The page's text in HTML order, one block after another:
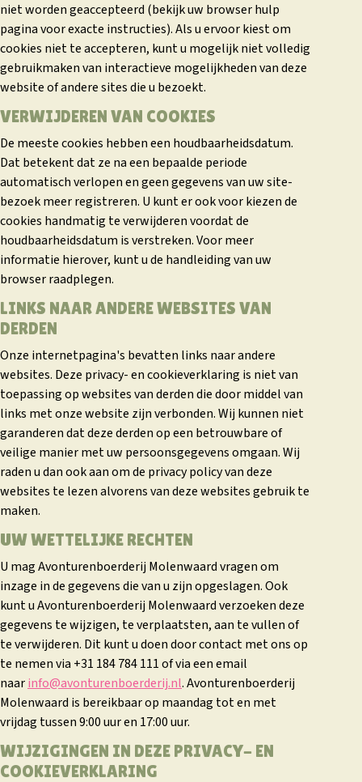
niet worden geaccepteerd (bekijk uw browser hulp
pagina voor exacte instructies). Als u ervoor kiest om
cookies niet te accepteren, kunt u mogelijk niet volledig
gebruikmaken van interactieve mogelijkheden van deze
website of andere sites die u bezoekt.
VERWIJDEREN VAN COOKIES
De meeste cookies hebben een houdbaarheidsdatum.
Dat betekent dat ze na een bepaalde periode
automatisch verlopen en geen gegevens van uw site-
bezoek meer registreren. U kunt er ook voor kiezen de
cookies handmatig te verwijderen voordat de
houdbaarheidsdatum is verstreken. Voor meer
informatie hierover, kunt u de handleiding van uw
browser raadplegen.
LINKS NAAR ANDERE WEBSITES VAN
DERDEN
Onze internetpagina's bevatten links naar andere
websites. Deze privacy- en cookieverklaring is niet van
toepassing op websites van derden die door middel van
links met onze website zijn verbonden. Wij kunnen niet
garanderen dat deze derden op een betrouwbare of
veilige manier met uw persoonsgegevens omgaan. Wij
raden u dan ook aan om de privacy policy van deze
websites te lezen alvorens van deze websites gebruik te
maken.
UW WETTELIJKE RECHTEN
U mag Avonturenboerderij Molenwaard vragen om
inzage in de gegevens die van u zijn opgeslagen. Ook
kunt u Avonturenboerderij Molenwaard verzoeken deze
gegevens te wijzigen, te verplaatsten, aan te vullen of
te verwijderen. Dit kunt u doen door contact met ons op
te nemen via +31 184 784 111 of via een email
naarinfo@avonturenboerderij.nl. Avonturenboerderij
Molenwaard is bereikbaar op maandag tot en met
vrijdag tussen 9:00 uur en 17:00 uur.
WIJZIGINGEN IN DEZE PRIVACY- EN
COOKIEVERKLARING